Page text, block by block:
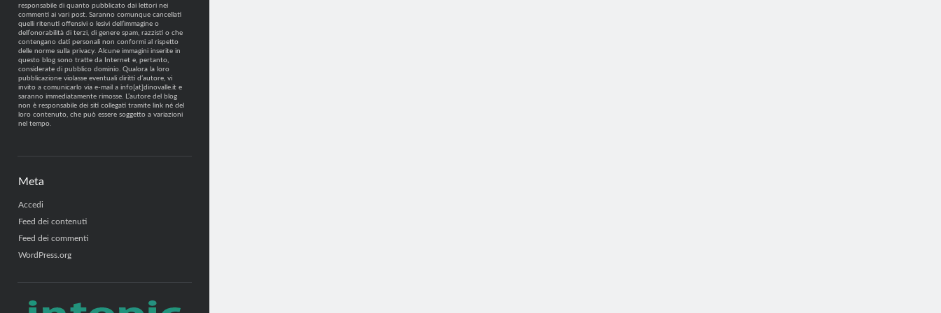
responsabile di quanto pubblicato dai lettori nei
commenti ai vari post. Saranno comunque cancellati
quelli ritenuti offensivi o lesivi dell’immagine o
dell’onorabilità di terzi, di genere spam, razzisti o che
contengano dati personali non conformi al rispetto
delle norme sulla privacy. Alcune immagini inserite in
questo blog sono tratte da Internet e, pertanto,
considerate di pubblico dominio. Qualora la loro
pubblicazione violasse eventuali diritti d’autore, vi
invito a comunicarlo via e-mail a info[at]dinovalle.it e
saranno immediatamente rimosse. L’autore del blog
non è responsabile dei siti collegati tramite link né del
loro contenuto, che può essere soggetto a variazioni
nel tempo.
Meta
Accedi
Feed dei contenuti
Feed dei commenti
WordPress.org